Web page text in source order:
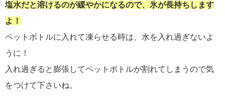
塩水だと溶けるのが緩やかになるので、氷が長持ちします
よ！
ペットボトルに入れて凍らせる時は、水を入れ過ぎないよ
うに！
入れ過ぎると膨張してペットボトルが割れてしまうので気
をつけて下さいね。